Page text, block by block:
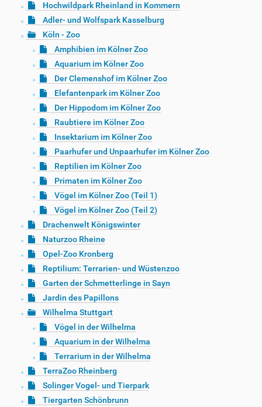
Hochwildpark Rheinland in Kommern
Adler- und Wolfspark Kasselburg
Köln - Zoo
Amphibien im Kölner Zoo
Aquarium im Kölner Zoo
Der Clemenshof im Kölner Zoo
Elefantenpark im Kölner Zoo
Der Hippodom im Kölner Zoo
Raubtiere im Kölner Zoo
Insektarium im Kölner Zoo
Paarhufer und Unpaarhufer im Kölner Zoo
Reptilien im Kölner Zoo
Primaten im Kölner Zoo
Vögel im Kölner Zoo (Teil 1)
Vögel im Kölner Zoo (Teil 2)
Drachenwelt Königswinter
Naturzoo Rheine
Opel-Zoo Kronberg
Reptilium: Terrarien- und Wüstenzoo
Garten der Schmetterlinge in Sayn
Jardin des Papillons
Wilhelma Stuttgart
Vögel in der Wilhelma
Aquarium in der Wilhelma
Terrarium in der Wilhelma
TerraZoo Rheinberg
Solinger Vogel- und Tierpark
Tiergarten Schönbrunn